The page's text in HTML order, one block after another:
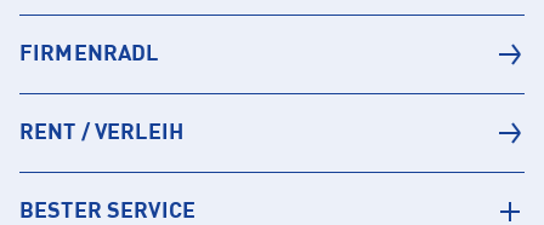
FIRMENRADL
RENT / VERLEIH
BESTER SERVICE